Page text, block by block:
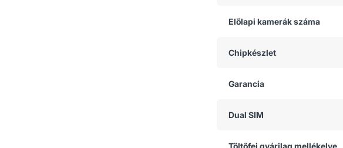
Előlapi kamerák száma
Chipkészlet
Garancia
Dual SIM
Töltőfej gyárilag mellékelve